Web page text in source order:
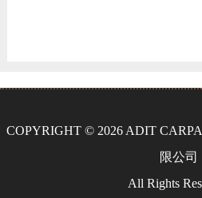
COPYRIGHT © 2026 ADIT
限公司
All Rights